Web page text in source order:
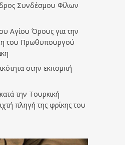
Συνδέσμου Φίλων
Αγίου Όρους για την
του Πρωθυπουργού
στην εκπομπή
την Τουρκική
πληγή της φρίκης του